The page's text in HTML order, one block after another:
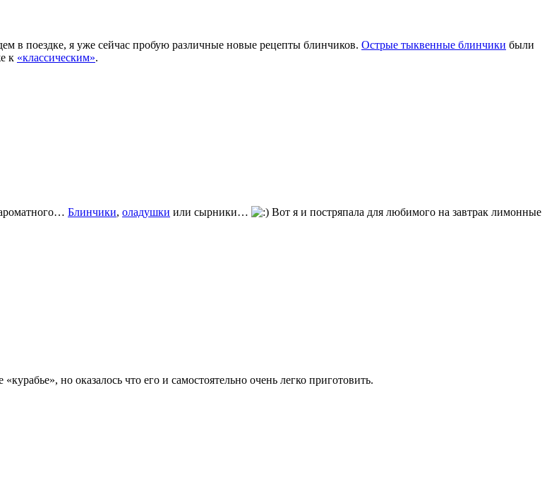
в поездке, я уже сейчас пробую различные новые рецепты блинчиков. Острые тыквенные блинчики были
к «классическим».
Блинчики, оладушки или сырники…
Вот я и постряпала для любимого на завтрак лимонные
но оказалось что его и самостоятельно очень легко приготовить.